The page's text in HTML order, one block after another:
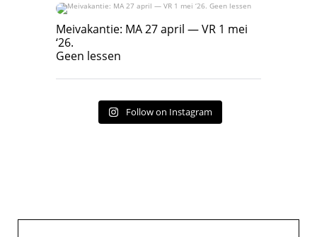
Meivakantie: MA 27 april — VR 1 mei ‘26.
Geen lessen
Meivakantie: MA 27 april — VR 1 mei
‘26.
Geen lessen
Follow on Instagram